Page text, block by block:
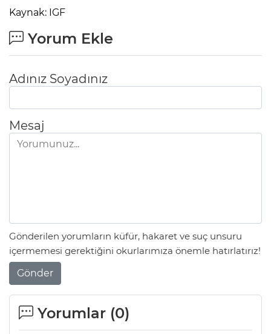
Kaynak: IGF
Yorum Ekle
Adınız Soyadınız
Mesaj
Gönderilen yorumların küfür, hakaret ve suç unsuru
içermemesi gerektiğini okurlarımıza önemle hatırlatırız!
Gönder
Yorumlar (0)